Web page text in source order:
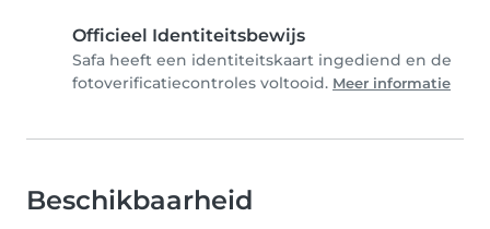
Officieel Identiteitsbewijs
Safa heeft een identiteitskaart ingediend en de
fotoverificatiecontroles voltooid. Meer informatie
Beschikbaarheid